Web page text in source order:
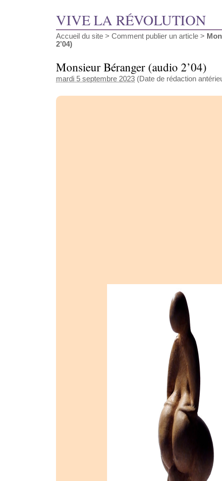
VIVE LA RÉVOLUTION
Accueil du site > Comment publier un article >
2’04)
Monsieur Béranger (audio 2’04)
mardi 5 septembre 2023 (Date de rédaction